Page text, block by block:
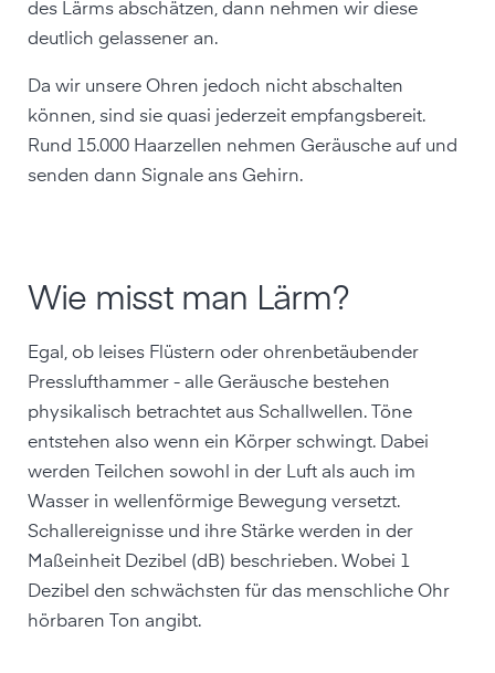
des Lärms abschätzen, dann nehmen wir diese
deutlich gelassener an.
Da wir unsere Ohren jedoch nicht abschalten
können, sind sie quasi jederzeit empfangsbereit.
Rund 15.000 Haarzellen nehmen Geräusche auf und
senden dann Signale ans Gehirn.
Wie misst man Lärm?
Egal, ob leises Flüstern oder ohrenbetäubender
Presslufthammer - alle Geräusche bestehen
physikalisch betrachtet aus Schallwellen. Töne
entstehen also wenn ein Körper schwingt. Dabei
werden Teilchen sowohl in der Luft als auch im
Wasser in wellenförmige Bewegung versetzt.
Schallereignisse und ihre Stärke werden in der
Maßeinheit Dezibel (dB) beschrieben. Wobei 1
Dezibel den schwächsten für das menschliche Ohr
hörbaren Ton angibt.